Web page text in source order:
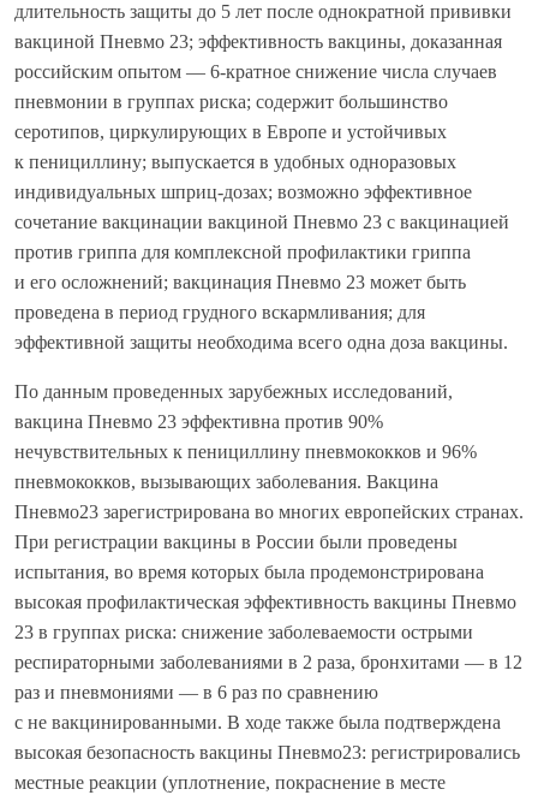
длительность защиты до 5 лет после однократной прививки
вакциной Пневмо 23; эффективность вакцины, доказанная
российским опытом — 6-кратное снижение числа случаев
пневмонии в группах риска; содержит большинство
серотипов, циркулирующих в Европе и устойчивых
к пенициллину; выпускается в удобных одноразовых
индивидуальных шприц-дозах; возможно эффективное
сочетание вакцинации вакциной Пневмо 23 с вакцинацией
против гриппа для комплексной профилактики гриппа
и его осложнений; вакцинация Пневмо 23 может быть
проведена в период грудного вскармливания; для
эффективной защиты необходима всего одна доза вакцины.
По данным проведенных зарубежных исследований,
вакцина Пневмо 23 эффективна против 90%
нечувствительных к пенициллину пневмококков и 96%
пневмококков, вызывающих заболевания. Вакцина
Пневмо23 зарегистрирована во многих европейских странах.
При регистрации вакцины в России были проведены
испытания, во время которых была продемонстрирована
высокая профилактическая эффективность вакцины Пневмо
23 в группах риска: снижение заболеваемости острыми
респираторными заболеваниями в 2 раза, бронхитами — в 12
раз и пневмониями — в 6 раз по сравнению
с не вакцинированными. В ходе также была подтверждена
высокая безопасность вакцины Пневмо23: регистрировались
местные реакции (уплотнение, покраснение в месте